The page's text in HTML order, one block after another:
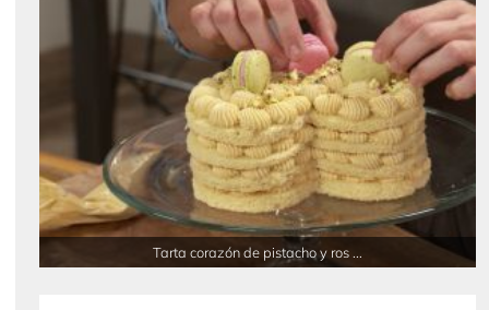
Tarta corazón de pistacho y ros ...